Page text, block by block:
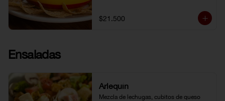
$21.500
Ensaladas
Arlequín
Mezcla de lechugas, cubitos de queso